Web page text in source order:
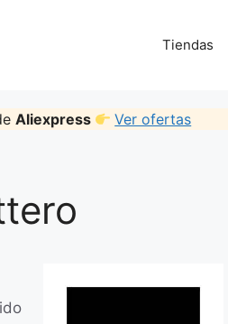
Tiendas
Aliexpress Ver ofertas